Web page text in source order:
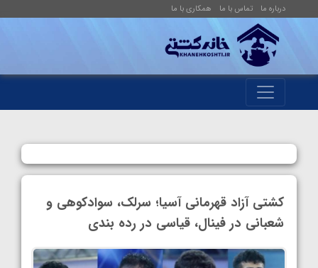
درباره ما تماس با ما همکاری با ما
کشتی آزاد قهرمانی آسیا؛ سرلک، سوادکوهی و
شعبانی در فینال، قیاسی در رده بندی